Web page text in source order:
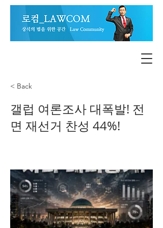
< Back
갤럽 여론조사 대폭발! 전
면 재선거 찬성 44%!